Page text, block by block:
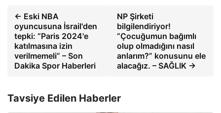
← Eski NBA
oyuncusuna İsrail'den
tepki: “Paris 2024'e
katılmasına izin
verilmemeli” – Son
Dakika Spor Haberleri
NP Şirketi
bilgilendiriyor!
“Çocuğumun bağımlı
olup olmadığını nasıl
anlarım?” konusunu ele
alacağız. – SAĞLIK →
Tavsiye Edilen Haberler